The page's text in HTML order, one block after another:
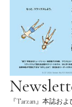
『Tarzan』本誌お